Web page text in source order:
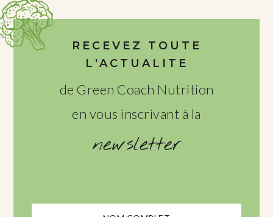
RECEVEZ TOUTE
L'ACTUALITE
de Green Coach Nutrition
en vous inscrivant à la
newsletter